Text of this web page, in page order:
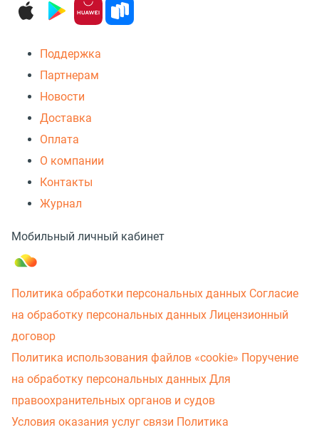
Поддержка
Партнерам
Новости
Доставка
Оплата
О компании
Контакты
Журнал
Мобильный личный кабинет
Политика обработки персональных данных Согласие
на обработку персональных данных Лицензионный
договор
Политика использования файлов «cookie» Поручение
на обработку персональных данных Для
правоохранительных органов и судов
Условия оказания услуг связи Политика